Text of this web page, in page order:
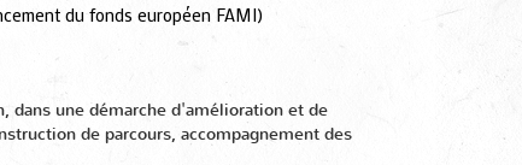
du fonds européen FAMI)
dans une démarche d'amélioration et de
de parcours, accompagnement des